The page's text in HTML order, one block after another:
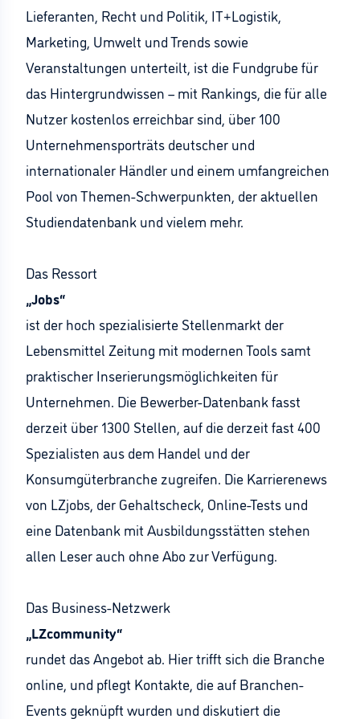
Lieferanten, Recht und Politik, IT+Logistik,
Marketing, Umwelt und Trends sowie
Veranstaltungen unterteilt, ist die Fundgrube für
das Hintergrundwissen – mit Rankings, die für alle
Nutzer kostenlos erreichbar sind, über 100
Unternehmensporträts deutscher und
internationaler Händler und einem umfangreichen
Pool von Themen-Schwerpunkten, der aktuellen
Studiendatenbank und vielem mehr.
Das Ressort
„Jobs“
ist der hoch spezialisierte Stellenmarkt der
Lebensmittel Zeitung mit modernen Tools samt
praktischer Inserierungsmöglichkeiten für
Unternehmen. Die Bewerber-Datenbank fasst
derzeit über 1300 Stellen, auf die derzeit fast 400
Spezialisten aus dem Handel und der
Konsumgüterbranche zugreifen. Die Karrierenews
von LZjobs, der Gehaltscheck, Online-Tests und
eine Datenbank mit Ausbildungsstätten stehen
allen Leser auch ohne Abo zur Verfügung.
Das Business-Netzwerk
„LZcommunity“
rundet das Angebot ab. Hier trifft sich die Branche
online, und pflegt Kontakte, die auf Branchen-
Events geknüpft wurden und diskutiert die